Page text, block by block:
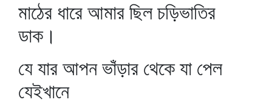
মাঠের ধারে আমার ছিল চড়িভাতির
ডাক।
যে যার আপন ভাঁড়ার থেকে যা পেল
যেইখানে